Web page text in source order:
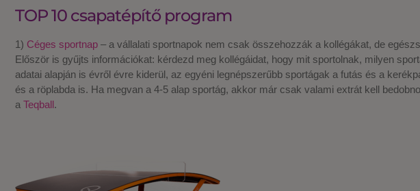
TOP 10 csapatépítő program
1) Céges sportnap – a vállalati sportnapok nem csak összehozzák a kollégákat, de
Először is gyűjts információkat: kérdezd meg kollégáidat, hogy mit sportolnak, milyen
adatai alapján is évről évre kiderül, az egyéni legnépszerűbb sportágak a futás és a
és a röplabda is. Ha megvan a 4-5 alap sportág, akkor már csak valami extrát kell
a Teqball.